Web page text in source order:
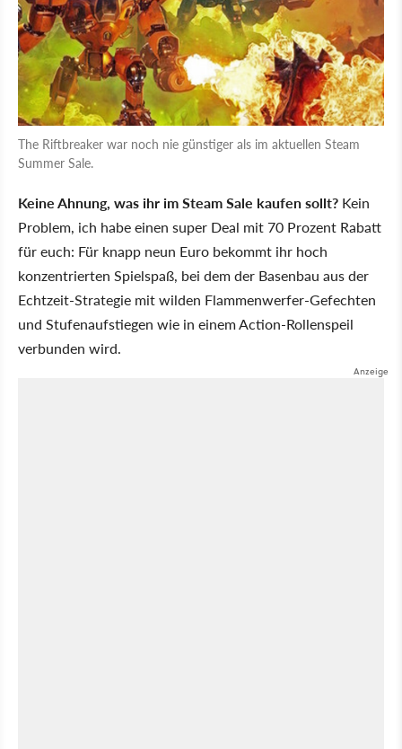
The Riftbreaker war noch nie günstiger als im aktuellen Steam
Summer Sale.
Keine Ahnung, was ihr im Steam Sale kaufen sollt? Kein
Problem, ich habe einen super Deal mit 70 Prozent Rabatt
für euch: Für knapp neun Euro bekommt ihr hoch
konzentrierten Spielspaß, bei dem der Basenbau aus der
Echtzeit-Strategie mit wilden Flammenwerfer-Gefechten
und Stufenaufstiegen wie in einem Action-Rollenspeil
verbunden wird.